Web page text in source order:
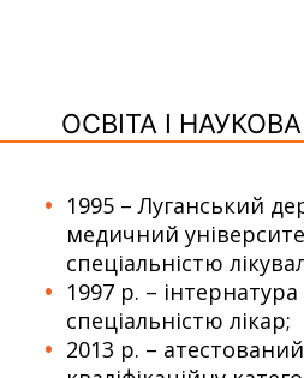
ОСВІТА І
1995 – Луганський
медичний
спеціальністю
1997 р. – інтернатура
спеціальністю лікар;
2013 р. –